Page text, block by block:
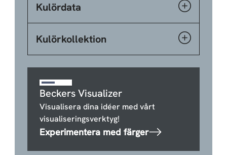
Kulördata
Kulörkollektion
Beckers Visualizer
Visualisera dina idéer med vårt
visualiseringsverktyg!
Experimentera med färger